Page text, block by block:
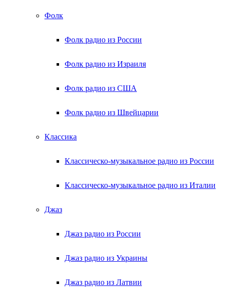
Фолк
Фолк радио из России
Фолк радио из Израиля
Фолк радио из США
Фолк радио из Швейцарии
Классика
Классическо-музыкальное радио из России
Классическо-музыкальное радио из Италии
Джаз
Джаз радио из России
Джаз радио из Украины
Джаз радио из Латвии